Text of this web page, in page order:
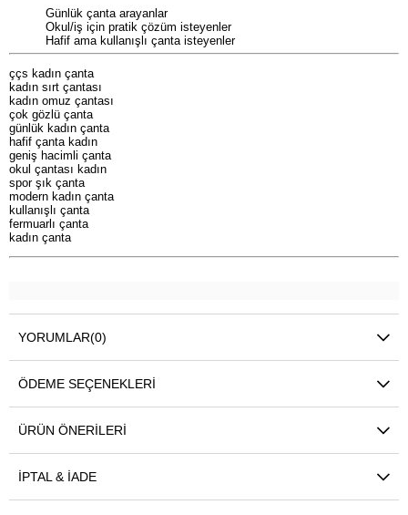
Günlük çanta arayanlar
Okul/iş için pratik çözüm isteyenler
Hafif ama kullanışlı çanta isteyenler
ççs kadın çanta
kadın sırt çantası
kadın omuz çantası
çok gözlü çanta
günlük kadın çanta
hafif çanta kadın
geniş hacimli çanta
okul çantası kadın
spor şık çanta
modern kadın çanta
kullanışlı çanta
fermuarlı çanta
kadın çanta
YORUMLAR(0)
ÖDEME SEÇENEKLERI
ÜRÜN ÖNERILERI
İPTAL & İADE